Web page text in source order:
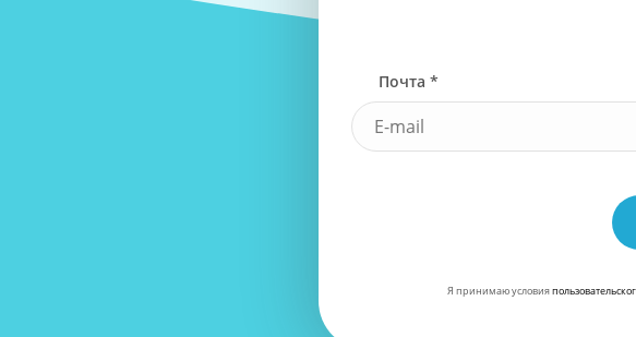
Почта *
Я принимаю условия